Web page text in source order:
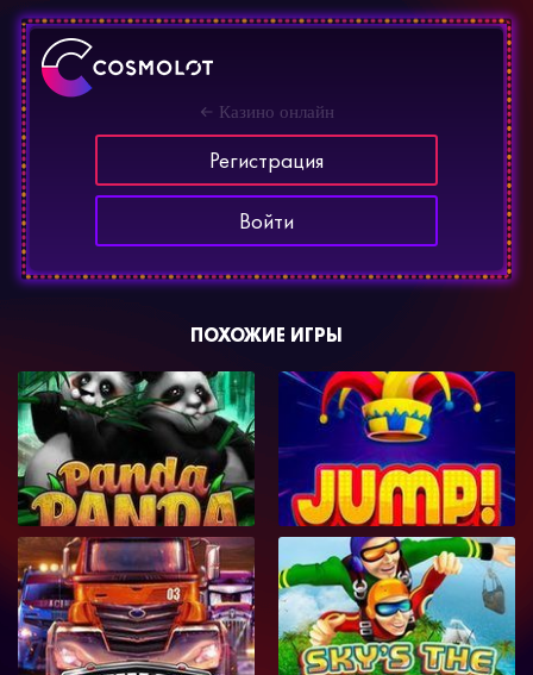
Казино онлайн
Регистрация
Войти
ПОХОЖИЕ ИГРЫ